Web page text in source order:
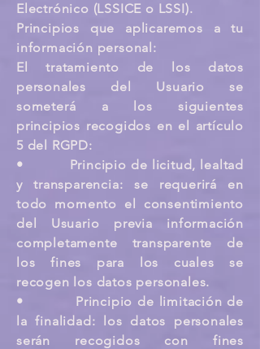
Electrónico (LSSICE o LSSI).
Principios que aplicaremos a tu
información personal:
El tratamiento de los datos
personales del Usuario se
someterá a los siguientes
principios recogidos en el artículo
5 del RGPD:
• Principio de licitud, lealtad
y transparencia: se requerirá en
todo momento el consentimiento
del Usuario previa información
completamente transparente de
los fines para los cuales se
recogen los datos personales.
• Principio de limitación de
la finalidad: los datos personales
serán recogidos con fines